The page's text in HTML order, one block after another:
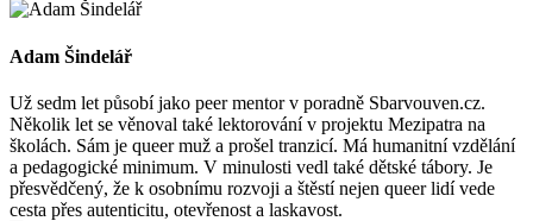
Adam Šindelář
Už sedm let působí jako peer mentor v poradně Sbarvouven.cz.
Několik let se věnoval také lektorování v projektu Mezipatra na
školách. Sám je queer muž a prošel tranzicí. Má humanitní vzdělání
a pedagogické minimum. V minulosti vedl také dětské tábory. Je
přesvědčený, že k osobnímu rozvoji a štěstí nejen queer lidí vede
cesta přes autenticitu, otevřenost a laskavost.